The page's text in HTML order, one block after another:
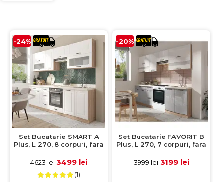
-24%
Set Bucatarie SMART A
Plus, L 270, 8 corpuri, fara
sonoma, fronturi alb mat
4623 lei 3499 lei
(1)
-20%
Set Bucatarie FAVORIT B
Plus, L 270, 7 corpuri, fara
sonoma, fronturi corpuri
3999 lei 3199 lei